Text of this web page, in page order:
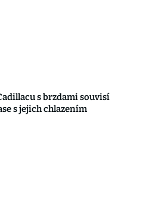
s brzdami souvisí
s jejich chlazením